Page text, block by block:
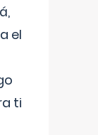
el
ti